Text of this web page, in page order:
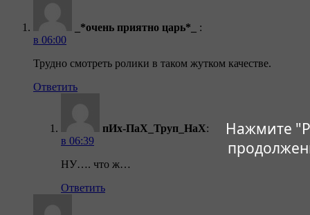
Нажмите
_*очень приятно царь*_ :
в 06:00
Трудно смотреть ролики в таком жутком качестве.
Ответить
пИх-ПаХ_Труп_НаХ:
в 06:39
НУ…. что ж…
Ответить